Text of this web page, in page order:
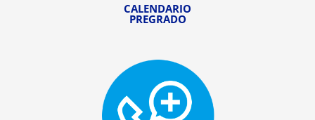
CALENDARIO
PREGRADO